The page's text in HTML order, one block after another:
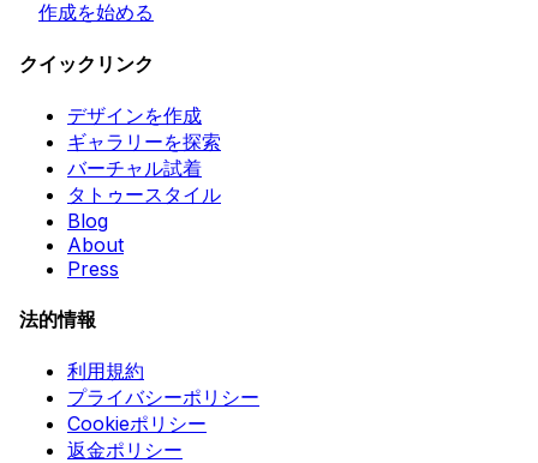
作成を始める
クイックリンク
デザインを作成
ギャラリーを探索
バーチャル試着
タトゥースタイル
Blog
About
Press
法的情報
利用規約
プライバシーポリシー
Cookieポリシー
返金ポリシー